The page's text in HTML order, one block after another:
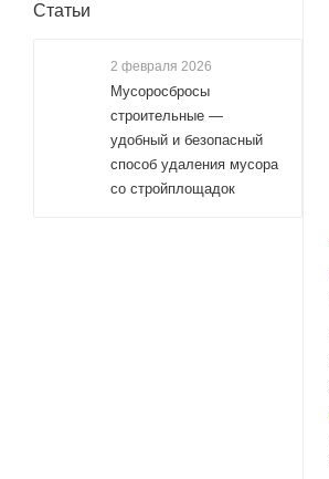
Статьи
2 февраля 2026
Мусоросбросы
строительные —
удобный и безопасный
способ удаления мусора
со стройплощадок